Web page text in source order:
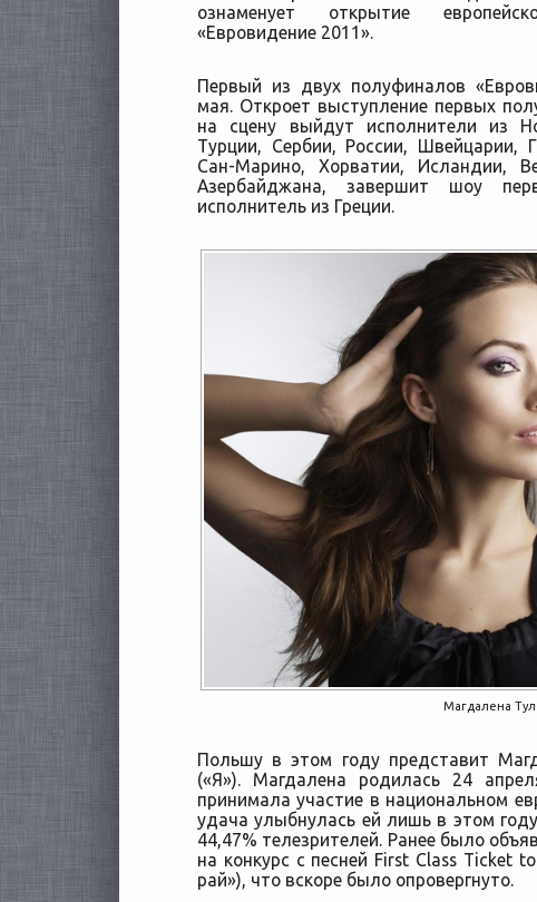
ознаменует открытие
«Евровидение 2011».
Первый из двух полуфиналов
мая. Откроет выступление первых
на сцену выйдут исполнители из
Турции, Сербии, России, Швейцарии,
Сан-Марино, Хорватии, Исландии,
Азербайджана, завершит шоу
исполнитель из Греции.
Магдалена Тул
Польшу в этом году представит
(«Я»). Магдалена родилась 24
принимала участие в национальном
удача улыбнулась ей лишь в этом
44,47% телезрителей. Ранее было
на конкурс с песней First Class Ticket
рай»), что вскоре было опровергнуто.